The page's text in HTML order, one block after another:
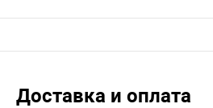
Доставка и оплата